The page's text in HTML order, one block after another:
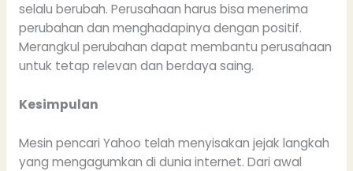
selalu berubah. Perusahaan harus bisa menerima
perubahan dan menghadapinya dengan positif.
Merangkul perubahan dapat membantu perusahaan
untuk tetap relevan dan berdaya saing.
Kesimpulan
Mesin pencari Yahoo telah menyisakan jejak langkah
yang mengagumkan di dunia internet. Dari awal